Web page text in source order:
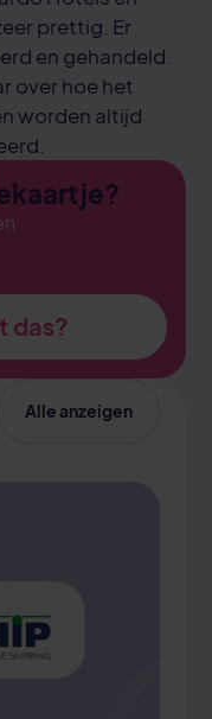
prettig. Er
en gehandeld.
over hoe het
worden altijd
das?
Alle anzeigen